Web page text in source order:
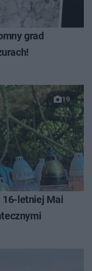
grad
19
16-letniej Mai